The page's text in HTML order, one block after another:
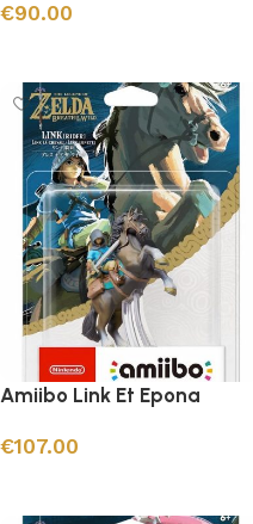
€90.00
Amiibo Link Et Epona
€107.00